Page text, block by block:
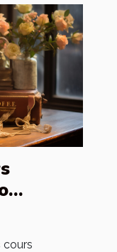
sont
cours